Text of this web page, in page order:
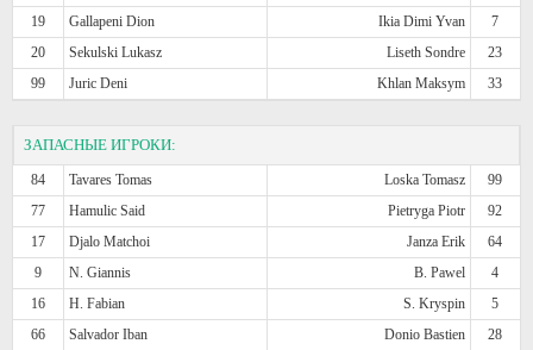
19
Gallapeni Dion Ikia Dimi Yvan
7
20
Sekulski Lukasz Liseth Sondre
23
99
Juric Deni Khlan Maksym 33
ЗАПАСНЫЕ ИГРОКИ:
84 Tavares Tomas Loska Tomasz
99
77
Hamulic Said Pietryga Piotr
92
17
Djalo Matchoi Janza Erik
64
9
N. Giannis B. Pawel
4
16
H. Fabian S. Kryspin
5
66
Salvador Iban Donio Bastien
28